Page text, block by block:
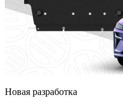
Новая разработка